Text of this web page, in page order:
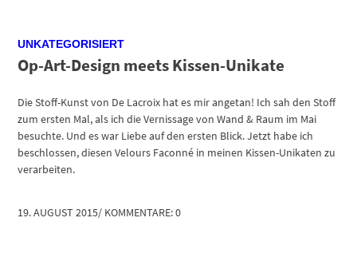
UNKATEGORISIERT
Op-Art-Design meets Kissen-Unikate
Die Stoff-Kunst von De Lacroix hat es mir angetan! Ich sah den Stoff
zum ersten Mal, als ich die Vernissage von Wand & Raum im Mai
besuchte. Und es war Liebe auf den ersten Blick. Jetzt habe ich
beschlossen, diesen Velours Faconné in meinen Kissen-Unikaten zu
verarbeiten.
19. AUGUST 2015/ KOMMENTARE: 0